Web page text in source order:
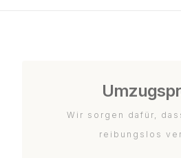
Wir sorgen dafür,
reibungslos